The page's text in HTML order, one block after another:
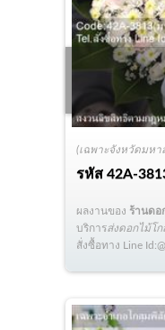
(เฉพาะจังหวัดมหา
รหัส42A-
ผลงานของ ร้านดอ
บริการส่งดอกไม้โ
สั่งซื้อทาง Line